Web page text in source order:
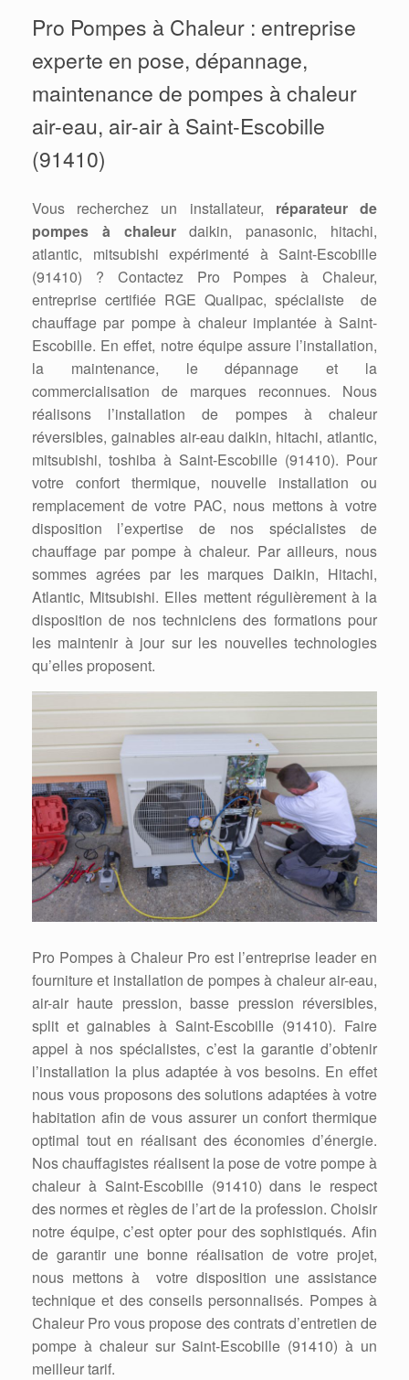
Pro Pompes à Chaleur : entreprise
experte en pose, dépannage,
maintenance de pompes à chaleur
air-eau, air-air à Saint-Escobille
(91410)
Vous recherchez un installateur, réparateur de
pompes à chaleurdaikin, panasonic, hitachi,
atlantic, mitsubishi expérimenté à Saint-Escobille
(91410) ? Contactez Pro Pompes à Chaleur,
entreprise certifiée RGE Qualipac, spécialiste de
chauffage par pompe à chaleur implantée à Saint-
Escobille. En effet, notre équipe assure l’installation,
la maintenance, le dépannage et la
commercialisation de marques reconnues. Nous
réalisons l’installation de pompes à chaleur
réversibles, gainables air-eau daikin, hitachi, atlantic,
mitsubishi, toshiba à Saint-Escobille (91410). Pour
votre confort thermique, nouvelle installation ou
remplacement de votre PAC, nous mettons à votre
disposition l’expertise de nos spécialistes de
chauffage par pompe à chaleur. Par ailleurs, nous
sommes agrées par les marques Daikin, Hitachi,
Atlantic, Mitsubishi. Elles mettent régulièrement à la
disposition de nos techniciens des formations pour
les maintenir à jour sur les nouvelles technologies
qu’elles proposent.
Pro Pompes à Chaleur Pro est l’entreprise leader en
fourniture et installation de pompes à chaleur air-eau,
air-air haute pression, basse pression réversibles,
split et gainables à Saint-Escobille (91410). Faire
appel à nos spécialistes, c’est la garantie d’obtenir
l’installation la plus adaptée à vos besoins. En effet
nous vous proposons des solutions adaptées à votre
habitation afin de vous assurer un confort thermique
optimal tout en réalisant des économies d’énergie.
Nos chauffagistes réalisent la pose de votre pompe à
chaleur à Saint-Escobille (91410) dans le respect
des normes et règles de l’art de la profession. Choisir
notre équipe, c’est opter pour des sophistiqués. Afin
de garantir une bonne réalisation de votre projet,
nous mettons à votre disposition une assistance
technique et des conseils personnalisés. Pompes à
Chaleur Pro vous propose des contrats d’entretien de
pompe à chaleur sur Saint-Escobille (91410) à un
meilleur tarif.